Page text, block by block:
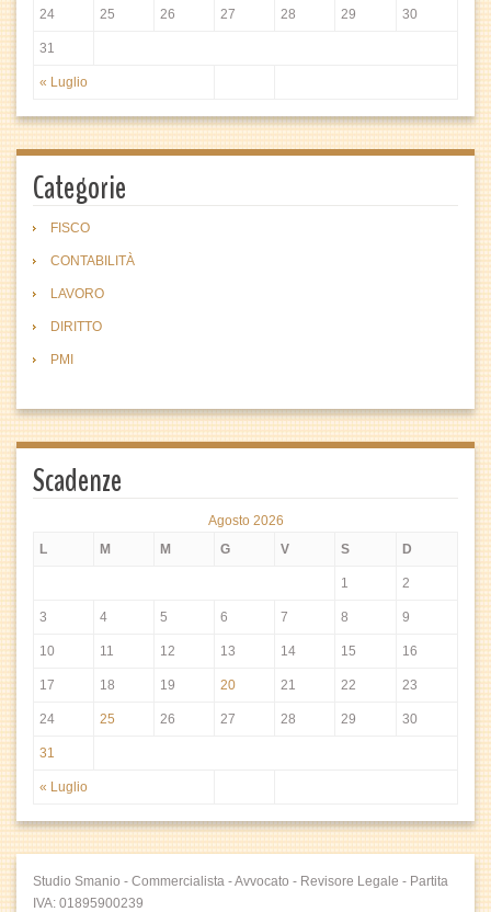
« Luglio
24 25 26 27 28 29 30
31
Categorie
FISCO
CONTABILITÀ
LAVORO
DIRITTO
PMI
Scadenze
Agosto 2026
L
M M G V S D
« Luglio
1 2
3 4 5 6 7 8 9
10 11 12 13 14 15 16
17 18 19 20 21 22 23
24 25 26 27 28 29 30
31
Studio Smanio - Commercialista - Avvocato - Revisore Legale - Partita
IVA: 01895900239